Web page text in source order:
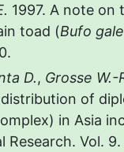
1997. A note
toad (Bufo
D., Grosse W.-
of
in Asia
Research. Vol. 9.